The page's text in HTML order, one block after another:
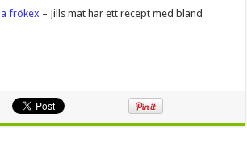
frökex – Jills mat har ett recept med bland